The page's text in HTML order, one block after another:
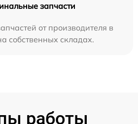
запчасти
от производителя в
собственных складах.
работы